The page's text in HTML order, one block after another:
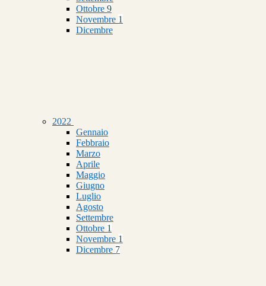
Ottobre 9
Novembre 1
Dicembre
2022
Gennaio
Febbraio
Marzo
Aprile
Maggio
Giugno
Luglio
Agosto
Settembre
Ottobre 1
Novembre 1
Dicembre 7